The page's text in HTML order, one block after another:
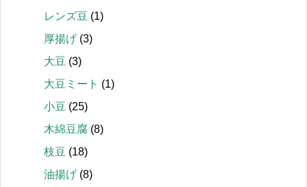
レンズ豆 (1)
厚揚げ (3)
大豆 (3)
大豆ミート (1)
小豆 (25)
木綿豆腐 (8)
枝豆 (18)
油揚げ (8)